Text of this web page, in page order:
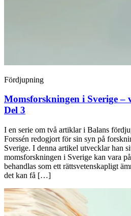
Fördjupning
Momsforskningen i Sverige –
Del 3
I en serie om två artiklar i Balans
Forssén redogjort för sin syn på
Sverige. I denna artikel utvecklar han
momsforskningen i Sverige kan vara
behandlas som ett rättsvetenskapligt
det kan få […]